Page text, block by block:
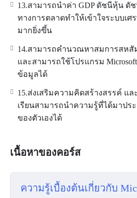
13.สามารถนำค่า GDP ดัชนีหุ้น ดั
ทางการตลาดทำให้เข้าใจระบบเศ
มากยิ่งฃึ้น
14.สามารถคำนวณหาสมการสห
และสามารถใช้โปรแกรม Microsoft
ข้อมูลได้
15.ส่งเสริมความคิดสร้างสรรค์ แ
เรียนสามารถนำความรู้ที่ได้มาปร
ของตัวเองได้
เนื้อหาของคอร์ส
ความรู้เบื้องต้นเกี่ยวกับ